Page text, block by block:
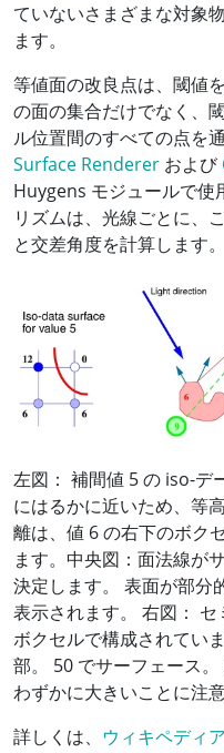
ていないさまざまな対象
ます。
等値面の改良点は、閾値
の面の集合だけでなく、
ル位置間のすべての点を
Surface Renderer および
Huygens モジュールで使
リズムは、光線ごとに、
と交差角度を計算します。
左図： 補間値 5 の iso-デ
にはるかに近いため、等
離は、値 6 の右下のボク
ます。中央図：面法線が
決定します。 表面が部分
表示されます。 右図：
ボクセルで構成されてい
部。 50 でサーフェース
わずかに大きいことに注
詳しくは、 ウィキペディア